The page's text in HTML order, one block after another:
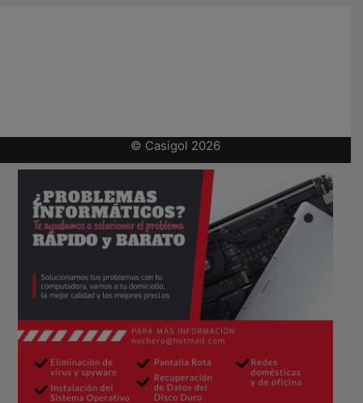
© Casigol 2026